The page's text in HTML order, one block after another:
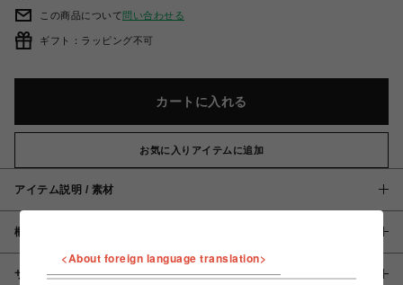
この商品について問い合わせる
ギフト：ラッピング不可
カートに入れる
お気に入りアイテムに追加
アイテム説明 / 素材
概要
サイズ
<About foreign language translation>